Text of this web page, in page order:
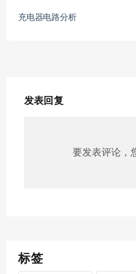
充电器电路分析
发表回复
要发表评论，
标签